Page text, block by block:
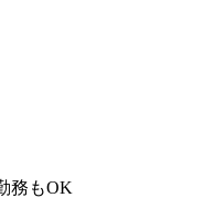
務もOK